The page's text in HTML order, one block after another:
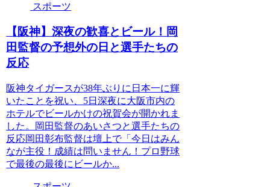
スポーツ
【阪神】深夜の歓喜とビール！岡
田監督の予想外の日と選手たちの
反応
阪神タイガースが38年ぶりに日本一に輝
いたことを祝い、5日深夜に大阪市内の
ホテルでビールかけの祝賀会が開かれま
した。岡田監督のあいさつと選手たちの
反応岡田彰布監督は壇上で「今日はみん
なが主役！成績は問いません！プロ野球
で最後の最後にビールか...